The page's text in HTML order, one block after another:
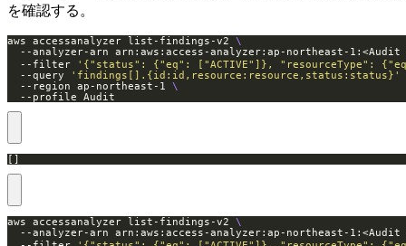
を確認する。
aws accessanalyzer list-findings-v2
--analyzer-arn arn:aws:access-analyzer:ap-northeast-1:<Audit
  --filter
'{"status": {"eq": ["ACTIVE"]}, "resourceType":
  --query
'findings[].{id:id,resource:resource,status:status}'
  --region ap-northeast-1
  --profile Audit
[]
aws accessanalyzer list-findings-v2
--analyzer-arn arn:aws:access-analyzer:ap-northeast-1:<Audit